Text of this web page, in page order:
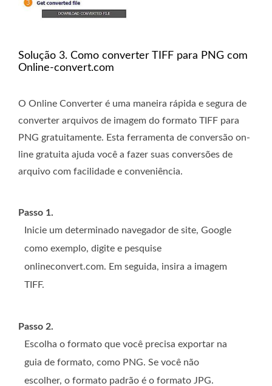
Solução 3. Como converter TIFF para PNG com
Online-convert.com
O Online Converter é uma maneira rápida e segura de
converter arquivos de imagem do formato TIFF para
PNG gratuitamente. Esta ferramenta de conversão on-
line gratuita ajuda você a fazer suas conversões de
arquivo com facilidade e conveniência.
Passo 1.
Inicie um determinado navegador de site, Google
como exemplo, digite e pesquise
onlineconvert.com. Em seguida, insira a imagem
TIFF.
Passo 2.
Escolha o formato que você precisa exportar na
guia de formato, como PNG. Se você não
escolher, o formato padrão é o formato JPG.